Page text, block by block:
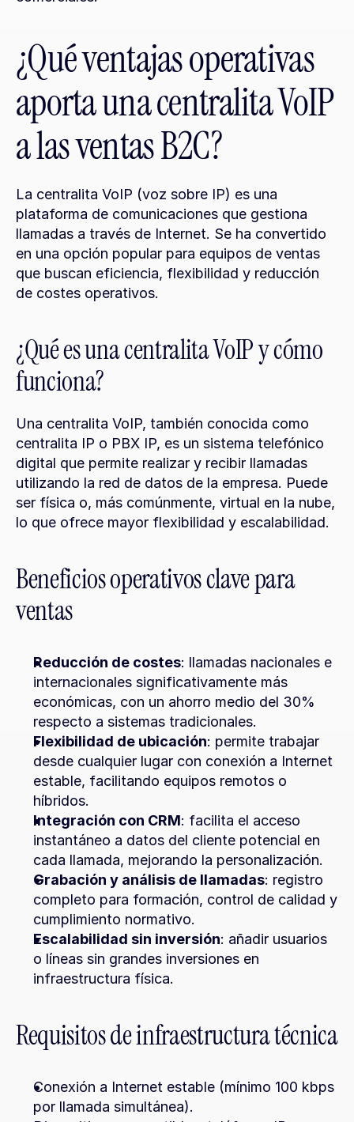
¿Qué ventajas operativas
aporta una centralita VoIP
a las ventas B2C?
La centralita VoIP (voz sobre IP) es una
plataforma de comunicaciones que gestiona
llamadas a través de Internet. Se ha convertido
en una opción popular para equipos de ventas
que buscan eficiencia, flexibilidad y reducción
de costes operativos.
¿Qué es una centralita VoIP y cómo
funciona?
Una centralita VoIP, también conocida como
centralita IP o PBX IP, es un sistema telefónico
digital que permite realizar y recibir llamadas
utilizando la red de datos de la empresa. Puede
ser física o, más comúnmente, virtual en la nube,
lo que ofrece mayor flexibilidad y escalabilidad.
Beneficios operativos clave para
ventas
Reducción de costes: llamadas nacionales e
internacionales significativamente más
económicas, con un ahorro medio del 30%
respecto a sistemas tradicionales.
Flexibilidad de ubicación: permite trabajar
desde cualquier lugar con conexión a Internet
estable, facilitando equipos remotos o
híbridos.
Integración con CRM: facilita el acceso
instantáneo a datos del cliente potencial en
cada llamada, mejorando la personalización.
Grabación y análisis de llamadas: registro
completo para formación, control de calidad y
cumplimiento normativo.
Escalabilidad sin inversión: añadir usuarios
o líneas sin grandes inversiones en
infraestructura física.
Requisitos de infraestructura técnica
Conexión a Internet estable (mínimo 100 kbps
por llamada simultánea).